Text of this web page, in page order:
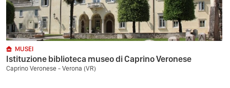
MUSEI
Istituzione biblioteca museo di Caprino Veronese
Caprino Veronese - Verona (VR)